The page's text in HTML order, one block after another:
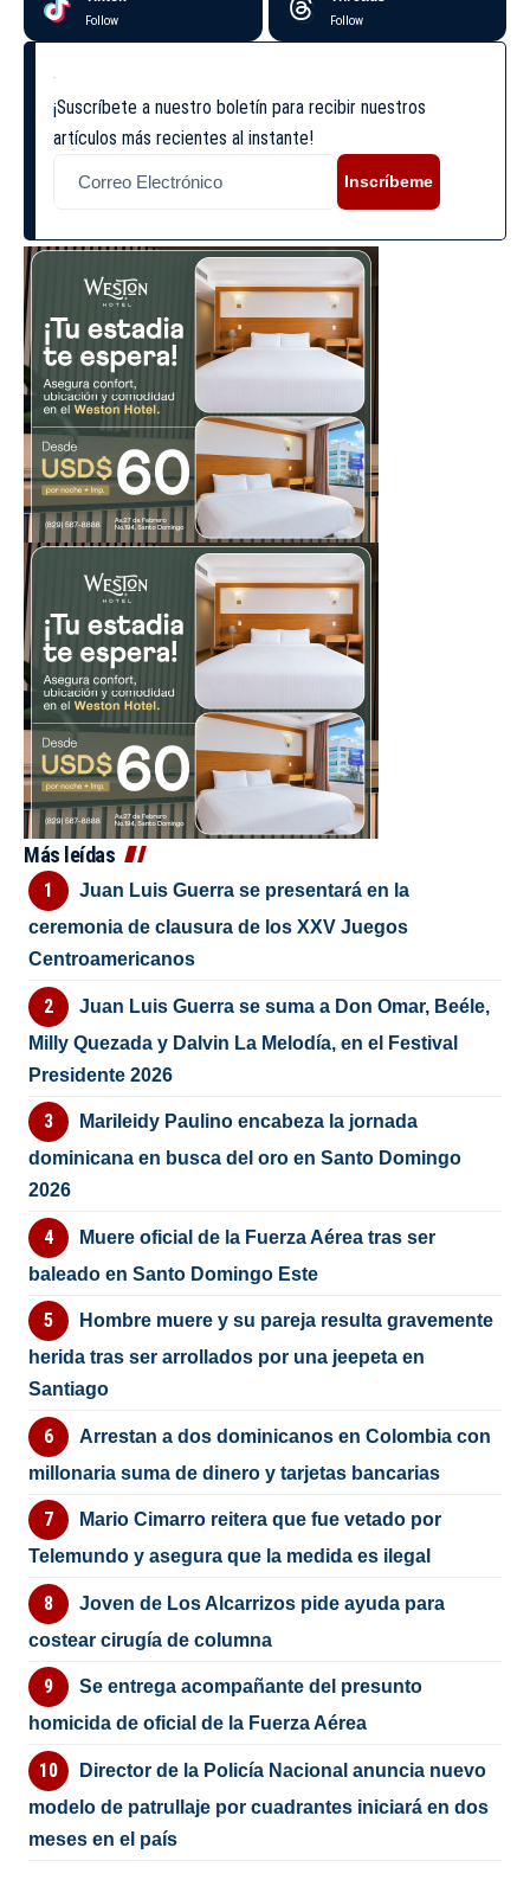
Follow Follow
¡Suscríbete a nuestro boletín para recibir nuestros
artículos más recientes al instante!
Inscríbeme
Más leídas
Juan Luis Guerra se presentará en la
ceremonia de clausura de los XXV Juegos
Centroamericanos
Juan Luis Guerra se suma a Don Omar, Beéle,
Milly Quezada y Dalvin La Melodía, en el Festival
Presidente 2026
Marileidy Paulino encabeza la jornada
dominicana en busca del oro en Santo Domingo
2026
Muere oficial de la Fuerza Aérea tras ser
baleado en Santo Domingo Este
Hombre muere y su pareja resulta gravemente
herida tras ser arrollados por una jeepeta en
Santiago
Arrestan a dos dominicanos en Colombia con
millonaria suma de dinero y tarjetas bancarias
Mario Cimarro reitera que fue vetado por
Telemundo y asegura que la medida es ilegal
Joven de Los Alcarrizos pide ayuda para
costear cirugía de columna
Se entrega acompañante del presunto
homicida de oficial de la Fuerza Aérea
Director de la Policía Nacional anuncia nuevo
modelo de patrullaje por cuadrantes iniciará en dos
meses en el país